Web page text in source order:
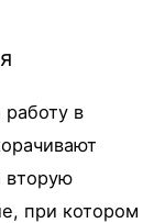
в
вторую
при котором